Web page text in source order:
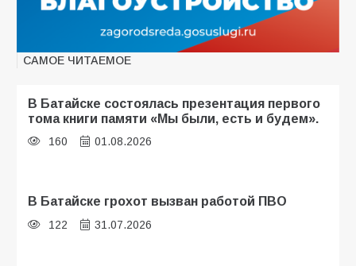
САМОЕ ЧИТАЕМОЕ
В Батайске состоялась презентация первого
тома книги памяти «Мы были, есть и будем».
160 01.08.2026
В Батайске грохот вызван работой ПВО
122 31.07.2026